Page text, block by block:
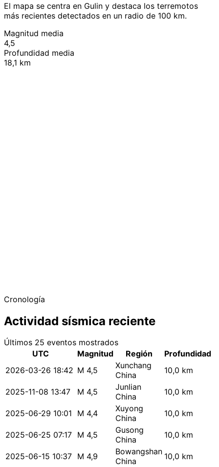
El mapa se centra en Gulin y destaca los terremotos
más recientes detectados en un radio de 100 km.
Magnitud media
4,5
Profundidad media
18,1 km
Cronología
Actividad sísmica reciente
Últimos 25 eventos mostrados
UTC
Magnitud Región
Profundidad
2026-03-26 18:42 M 4,5
Xunchang
China
10,0 km
2025-11-08 13:47 M 4,5
Junlian
China
10,0 km
2025-06-29 10:01 M 4,4
Xuyong
China
10,0 km
2025-06-25 07:17 M 4,5
Gusong
China
10,0 km
2025-06-15 10:37 M 4,9
Bowangshan
China
10,0 km